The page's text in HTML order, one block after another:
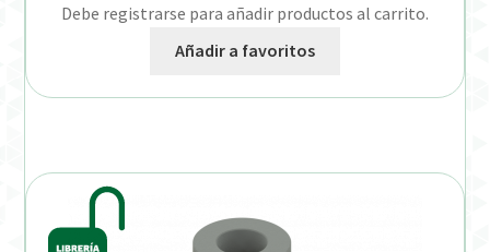
Debe registrarse para añadir productos al carrito.
Añadir a favoritos